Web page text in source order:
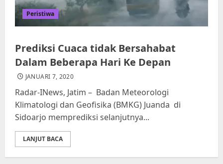
Peristiwa
Prediksi Cuaca tidak Bersahabat
Dalam Beberapa Hari Ke Depan
JANUARI 7, 2020
Radar-INews, Jatim – Badan Meteorologi
Klimatologi dan Geofisika (BMKG) Juanda di
Sidoarjo memprediksi selanjutnya...
LANJUT BACA